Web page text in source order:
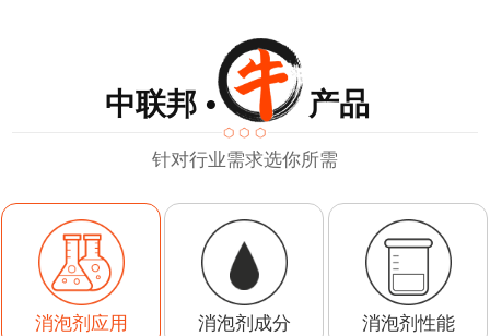
中联邦 • 产品
针对行业需求选你所需
消泡剂成分 消泡剂性能